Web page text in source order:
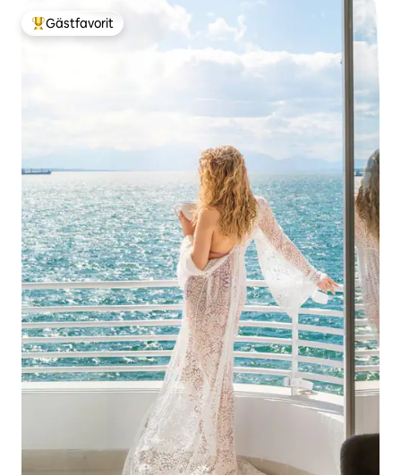
Populär gästfavorit
Gästfavorit